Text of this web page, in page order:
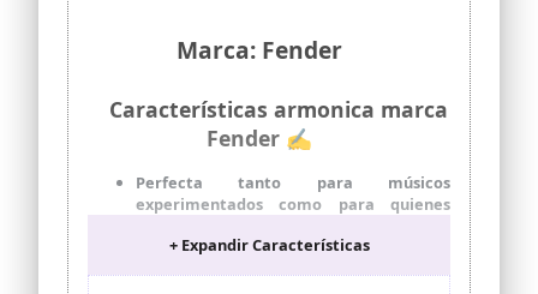
Marca: Fender
Características armonica marca
Fender ✍
Perfecta tanto para músicos
experimentados como para quienes
Blues Deluxe es lo suficientemente
+ Expandir Características